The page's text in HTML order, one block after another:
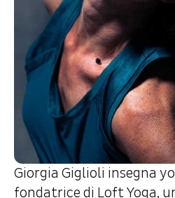
Giorgia Giglioli insegna
fondatrice di Loft Yoga,